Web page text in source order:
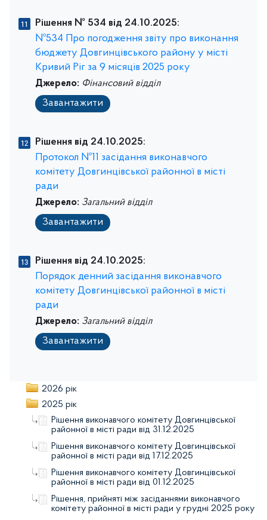
Рішення № 534 від 24.10.2025:
№534 Про погодження звіту про виконання
бюджету Довгинцівського району у місті
Кривий Ріг за 9 місяців 2025 року
Джерело: Фінансовий відділ
Завантажити
Рішення від 24.10.2025:
Протокол №11 засідання виконавчого
комітету Довгинцівської районної в місті
ради
Джерело: Загальний відділ
Завантажити
Рішення від 24.10.2025:
Порядок денний засідання виконавчого
комітету Довгинцівської районної в місті
ради
Джерело: Загальний відділ
Завантажити
2026 рік
2025 рік
Рішення виконавчого комітету Довгинцівської
районної в місті ради від 31.12.2025
Рішення виконавчого комітету Довгинцівської
районної в місті ради від 17.12.2025
Рішення виконавчого комітету Довгинцівської
районної в місті ради від 01.12.2025
Рішення, прийняті між засіданнями виконавчого
комітету районної в місті ради у грудні 2025 року